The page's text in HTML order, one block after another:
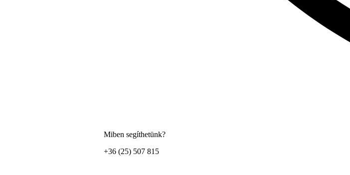
Miben segíthetünk?
+36 (25) 507 815